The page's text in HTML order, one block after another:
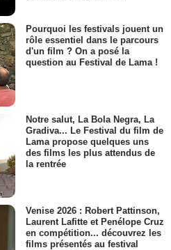
Pourquoi les festivals jouent un
rôle essentiel dans le parcours
d'un film ? On a posé la
question au Festival de Lama !
Notre salut, La Bola Negra, La
Gradiva... Le Festival du film de
Lama propose quelques uns
des films les plus attendus de
la rentrée
Venise 2026 : Robert Pattinson,
Laurent Lafitte et Penélope Cruz
en compétition... découvrez les
films présentés au festival